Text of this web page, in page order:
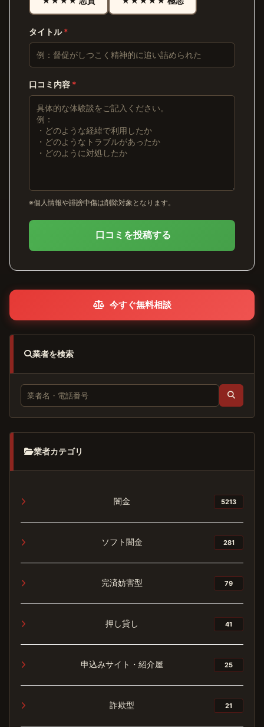
タイトル*
口コミ内容 *
※個人情報や誹謗中傷は削除対象となります。
口コミを投稿する
今すぐ無料相談
業者を検索
業者カテゴリ
闇金 5213
ソフト闇金 281
完済妨害型 79
押し貸し 41
申込みサイト・紹介屋 25
詐欺型 21